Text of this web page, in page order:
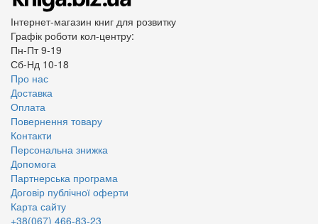
Інтернет-магазин книг для розвитку
Графік роботи кол-центру:
Пн-Пт 9-19
Сб-Нд 10-18
Про нас
Доставка
Оплата
Повернення товару
Контакти
Персональна знижка
Допомога
Партнерська програма
Договір публічної оферти
Карта сайту
+38(067) 466-83-23